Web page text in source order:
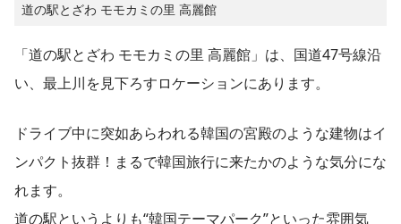
道の駅とざわ モモカミの里 高麗館
「道の駅とざわ モモカミの里 高麗館」は、国道47号線沿
い、最上川を見下ろすロケーションにあります。
ドライブ中に突如あらわれる韓国の宮殿のような建物はイ
ンパクト抜群！まるで韓国旅行に来たかのような気分にな
れます。
道の駅というよりも“韓国テーマパーク”といった雰囲気